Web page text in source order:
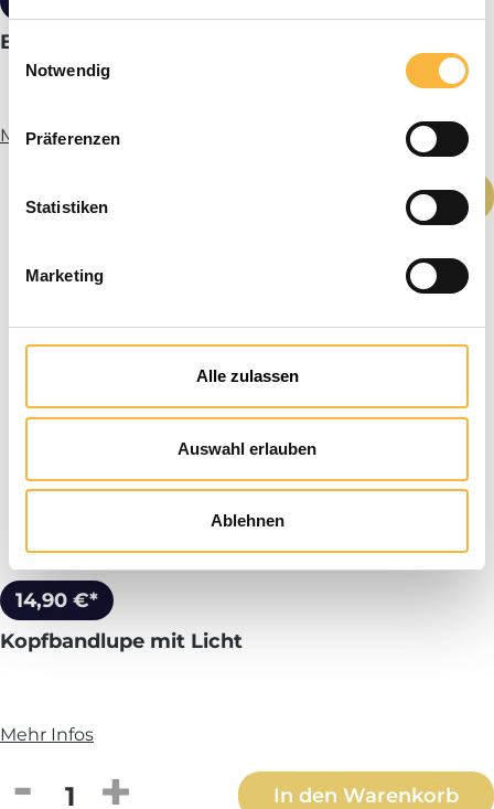
Einwilligungsauswahl
Notwendig
Präferenzen
Statistiken
Marketing
Alle zulassen
Auswahl erlauben
Ablehnen
Bieno®Optic Kopfbandlupe
Mehr Infos
Produkt Anzahl: Gib den gewünschten
In den Warenkorb
14,90 €*
Kopfbandlupe mit Licht
Mehr Infos
Produkt Anzahl: Gib den gewünschten
In den Warenkorb